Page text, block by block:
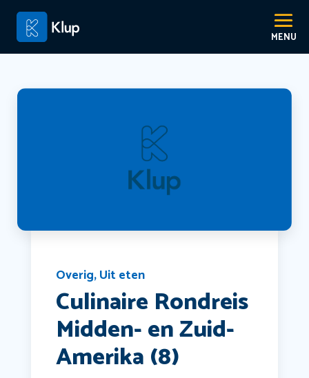
Overig,Uit eten
Culinaire Rondreis
Midden- en Zuid-
Amerika (8)